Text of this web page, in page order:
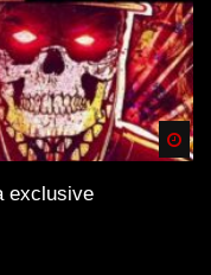
exclusive